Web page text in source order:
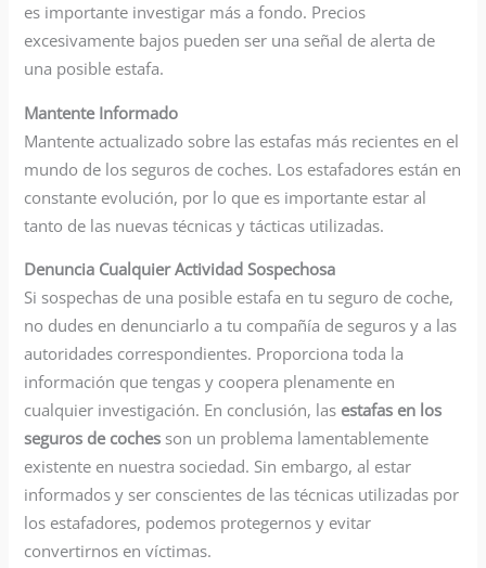
es importante investigar más a fondo. Precios
excesivamente bajos pueden ser una señal de alerta de
una posible estafa.
Mantente Informado
Mantente actualizado sobre las estafas más recientes en el
mundo de los seguros de coches. Los estafadores están en
constante evolución, por lo que es importante estar al
tanto de las nuevas técnicas y tácticas utilizadas.
Denuncia Cualquier Actividad Sospechosa
Si sospechas de una posible estafa en tu seguro de coche,
no dudes en denunciarlo a tu compañía de seguros y a las
autoridades correspondientes. Proporciona toda la
información que tengas y coopera plenamente en
cualquier investigación. En conclusión, las estafas en los
seguros de coches son un problema lamentablemente
existente en nuestra sociedad. Sin embargo, al estar
informados y ser conscientes de las técnicas utilizadas por
los estafadores, podemos protegernos y evitar
convertirnos en víctimas.